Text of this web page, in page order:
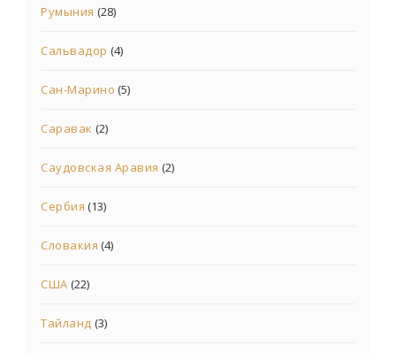
Румыния (28)
Сальвадор (4)
Сан-Марино (5)
Саравак (2)
Саудовская Аравия (2)
Сербия (13)
Словакия (4)
США (22)
Тайланд (3)